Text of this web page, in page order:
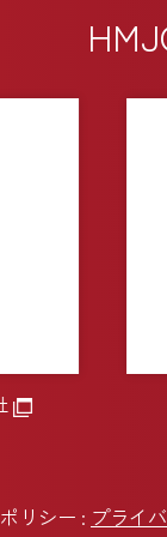
ポリシー プライ